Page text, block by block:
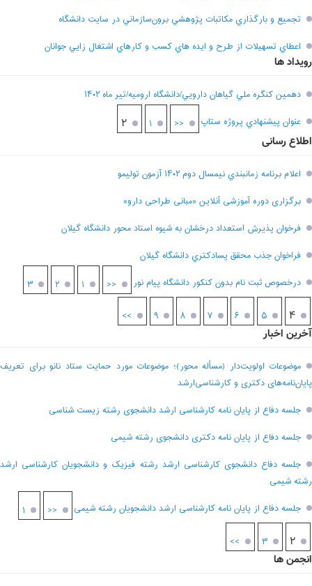
تجميع و بارگذاري مکاتبات پژوهشي برون‌سازماني در سايت دانشگاه
اعطاي تسهيلات از طرح و ايده هاي کسب و کارهاي اشتغال زايي جوانان
رویداد ها
دهمين کنگره ملي گياهان دارويي/دانشگاه اروميه/تير ماه ۱۴۰۲
عنوان پيشنهادي پروژه ستاپ
<< ۱ ۲
اطلاع رسانی
اعلام برنامه زمانبندي نيمسال دوم ۱۴۰۲ آزمون توليمو
برگزاری دوره آموزشی آنلاین «مبانی طراحی دارو»
فرخوان پذيرش استعداد درخشان به شيوه استاد محور دانشگاه گيلان
فراخوان جذب محقق پسادکتري دانشگاه گيلان
درخصوص ثبت نام بدون کنکور دانشگاه پیام نور
<< ۱ ۲ ۳
۴ ۵ ۶ ۷ ۸ ۹ >>
آخرین اخبار
موضوعات اولویت‌دار (مسأله محور)؛ موضوعات مورد حمایت ستاد نانو برای تعریف
پایان‌نامه‌های دکتری و کارشناسی‌ارشد
جلسه دفاع از پایان نامه کارشناسی ارشد دانشجوی رشته زیست شناسی
جلسه دفاع از پایان نامه دکتری دانشجوی رشته شیمی
جلسه دفاع دانشجوی کارشناسی ارشد رشته فیزیک و دانشجویان کارشناسی ارشد
رشته شیمی
جلسه دفاع از پایان نامه کارشناسی ارشد دانشجویان رشته شیمی
<< ۱
۲ ۳ >>
انجمن ها